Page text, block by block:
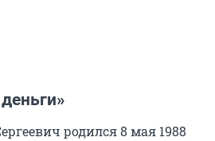
родился 8 мая 1988